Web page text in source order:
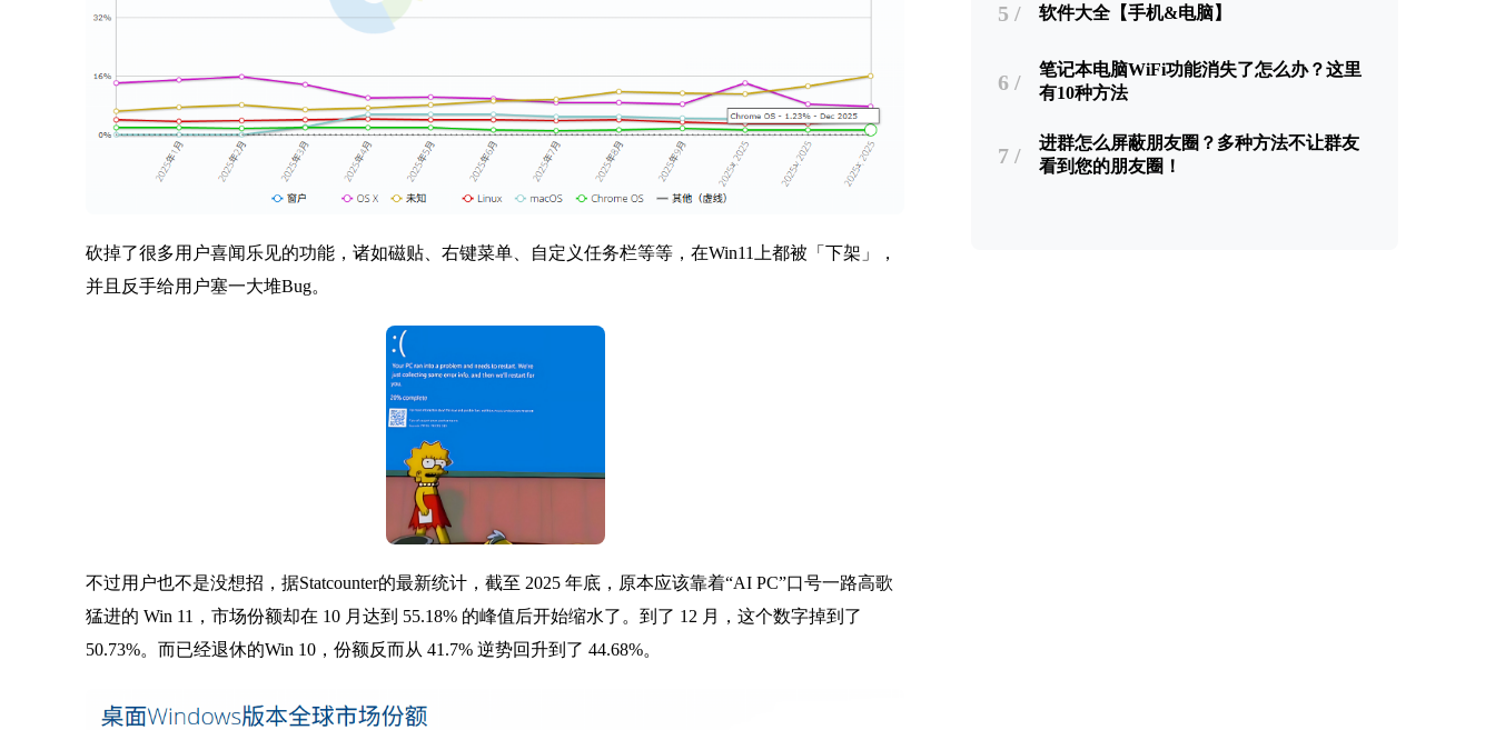
砍掉了很多用户喜闻乐见的功能，诸如磁贴、右键菜单、自定义任务栏等等，在Win11上都被「下架」，
并且反手给用户塞一大堆Bug。
不过用户也不是没想招，据Statcounter的最新统计，截至 2025 年底，原本应该靠着“AI PC”口号一路高歌
猛进的 Win 11，市场份额却在 10 月达到 55.18% 的峰值后开始缩水了。到了 12 月，这个数字掉到了
50.73%。而已经退休的Win 10，份额反而从 41.7% 逆势回升到了 44.68%。
5 / 软件大全【手机&电脑】
6 /
笔记本电脑WiFi功能消失了怎么办？这里
有10种方法
7 /
进群怎么屏蔽朋友圈？多种方法不让群友
看到您的朋友圈！